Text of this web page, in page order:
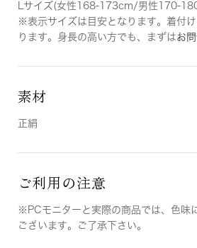
Lサイズ(女性168-173cm/男性170-
※表示サイズは目安となります。着付
ります。身長の高い方でも、まずはお
素材
正絹
ご利用の注意
※PCモニターと実際の商品では、色味
ございます。ご了承下さい。